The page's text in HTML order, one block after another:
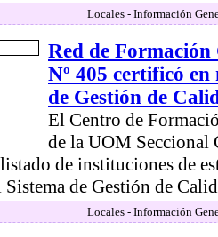
Locales - Información
Red de
Nº 405 certificó en
de Gestión de
El Centro de
de la UOM Seccional
de instituciones de
Sistema de Gestión de
Locales - Información